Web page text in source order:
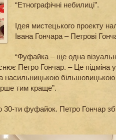
“Етнографічні небилиці”.
Ідея мистецького проекту
Івана Гончара – Петрові
“Фуфайка – ще одна
Петро Гончар. – Це підміна
насильницькою
тим краще”.
30-ти фуфайок. Петро Гончар